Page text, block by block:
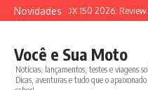
Ir para o conteúdo
NovidadesSYM ADX 150 2026: Review
Você e Sua Moto
Notícias, lançamentos, testes e viagens
Dicas, aventuras e tudo que o